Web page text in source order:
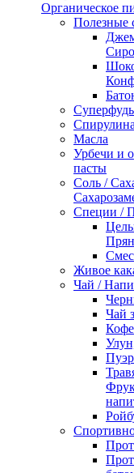
Органическое
Полезные
Спирулина
Масла
Урбечи и
пасты
Соль /
Специи /
Живое
Чай /
Чай
Кофе